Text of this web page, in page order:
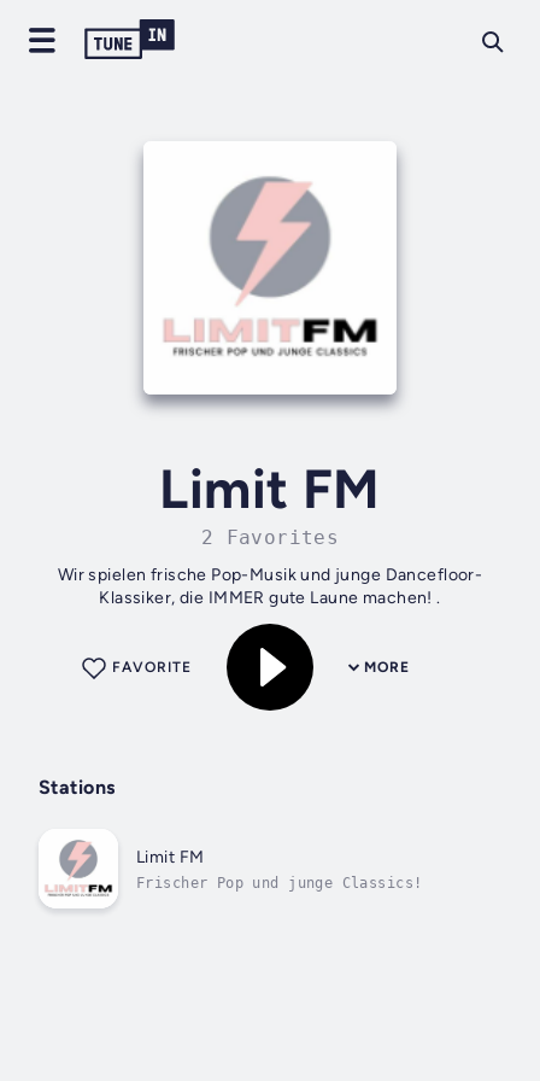
Limit FM
2 Favorites
Wir spielen frische Pop-Musik und junge Dancefloor-
Klassiker, die IMMER gute Laune machen! .
MORE
FAVORITE
Stations
Limit FM
Frischer Pop und junge Classics!